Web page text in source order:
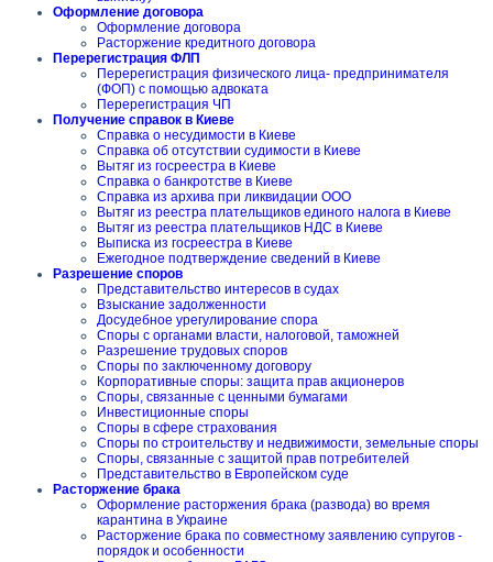
Оформление договора
Оформление договора
Расторжение кредитного договора
Перерегистрация ФЛП
Перерегистрация физического лица- предпринимателя
(ФОП) с помощью адвоката
Перерегистрация ЧП
Получение справок в Киеве
Справка о несудимости в Киеве
Справка об отсутствии судимости в Киеве
Вытяг из госреестра в Киеве
Справка о банкротстве в Киеве
Справка из архива при ликвидации ООО
Вытяг из реестра плательщиков единого налога в Киеве
Вытяг из реестра плательщиков НДС в Киеве
Выписка из госреестра в Киеве
Ежегодное подтверждение сведений в Киеве
Разрешение споров
Представительство интересов в судах
Взыскание задолженности
Досудебное урегулирование спора
Споры с органами власти, налоговой, таможней
Разрешение трудовых споров
Споры по заключенному договору
Корпоративные споры: защита прав акционеров
Споры, связанные с ценными бумагами
Инвестиционные споры
Споры в сфере страхования
Споры по строительству и недвижимости, земельные споры
Споры, связанные с защитой прав потребителей
Представительство в Европейском суде
Расторжение брака
Оформление расторжения брака (развода) во время
карантина в Украине
Расторжение брака по совместному заявлению супругов -
порядок и особенности